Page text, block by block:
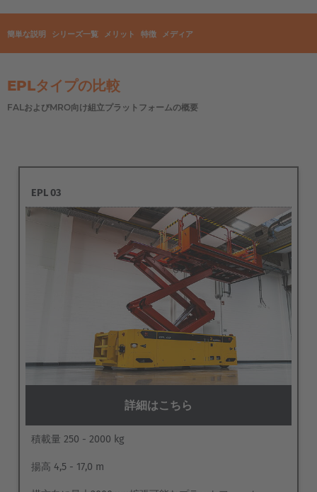
簡単な説明 シリーズ一覧 メリット 特徴 メディア
EPLタイプの比較
FALおよびMRO向け組立プラットフォームの概要
EPL 03
詳細はこちら
積載量 250 - 2000 kg
揚高 4,5 - 17,0 m